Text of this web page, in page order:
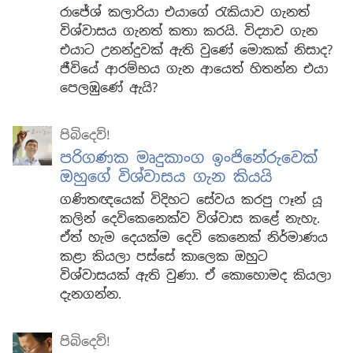
රාජේශ් කලාරියා එයාගේ රැකියාව ගැනත්
විශ්වාසය ගැනත් කතා කරයි. විද්‍යාව ගැන
එයාට උනන්දුවක් ඇති වුණේ මොකක් නිසාද?
ජීවියේ ආරම්භය ගැන ආයෙත් හිතන්න එයා
පෙලඹුණේ ඇයි?
පිබිදෙව්!
පරිගණක මෘදුකාංග ඉංජිනේරුවෙක්
ඔහුගේ විශ්වාසය ගැන කියයි
ගණිතඥයෙක් විදිහට සේවය කරපු ෆෑන් යූ
කලින් දෙවිකෙනෙක්ව විශ්වාස කළේ නැහැ.
ඒත් හැම දෙයක්ම දෙවි කෙනෙක් නිර්මාණය
කළා කියලා පස්සේ කාලෙක ඔහුට
විශ්වාසයක් ඇති වුණා. ඒ කොහොමද කියලා
දැනගන්න.
පිබිදෙව්!